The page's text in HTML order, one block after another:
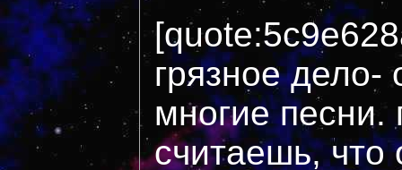
грязное дело-
многие песни.
считаешь, что